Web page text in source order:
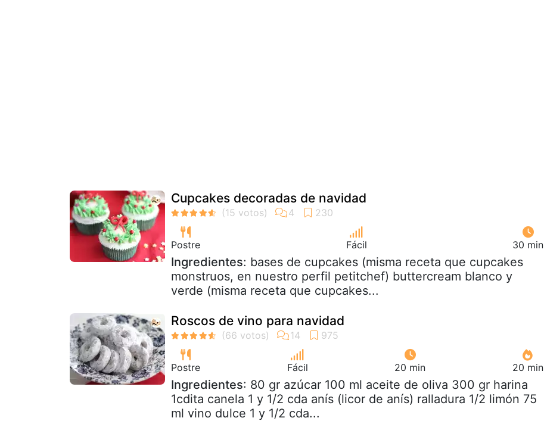
Cupcakes decoradas de navidad
Postre Fácil 30 min
Ingredientes: bases de cupcakes (misma receta que cupcakes
monstruos, en nuestro perfil petitchef) buttercream blanco y
verde (misma receta que cupcakes...
Roscos de vino para navidad
Postre Fácil 20 min 20 min
Ingredientes: 80 gr azúcar 100 ml aceite de oliva 300 gr harina
1cdita canela 1 y 1/2 cda anís (licor de anís) ralladura 1/2 limón 75
ml vino dulce 1 y 1/2 cda...